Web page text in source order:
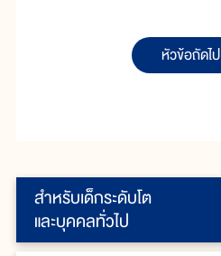
สำหรับเด็กระดับโต
และบุคคลทั่วไป
หัวข้อถัดไป